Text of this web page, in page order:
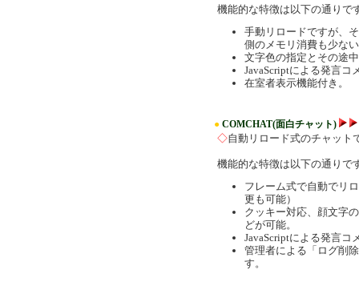
機能的な特徴は以下の通りで
手動リロードですが、
側のメモリ消費も少な
文字色の指定とその途
JavaScriptによる発言コ
在室者表示機能付き。
● COMCHAT(面白チャット)
◇自動リロード式のチャット
機能的な特徴は以下の通りで
フレーム式で自動でリ
更も可能）
クッキー対応、顔文字
どが可能。
JavaScriptによる発言コ
管理者による「ログ削
す。